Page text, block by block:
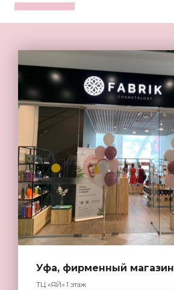
Уфа, фирменный магазин
ТЦ «ЯЙ» 1 этаж